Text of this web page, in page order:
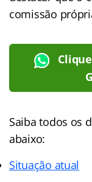
comissão
Saiba todos os
abaixo:
Situação atual